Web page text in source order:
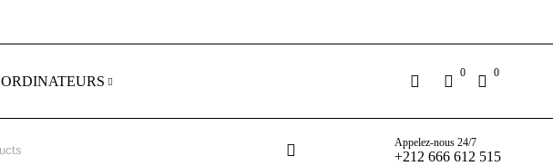
ORDINATEURS
0 0
Appelez-nous 24/7
+212 666 612 515